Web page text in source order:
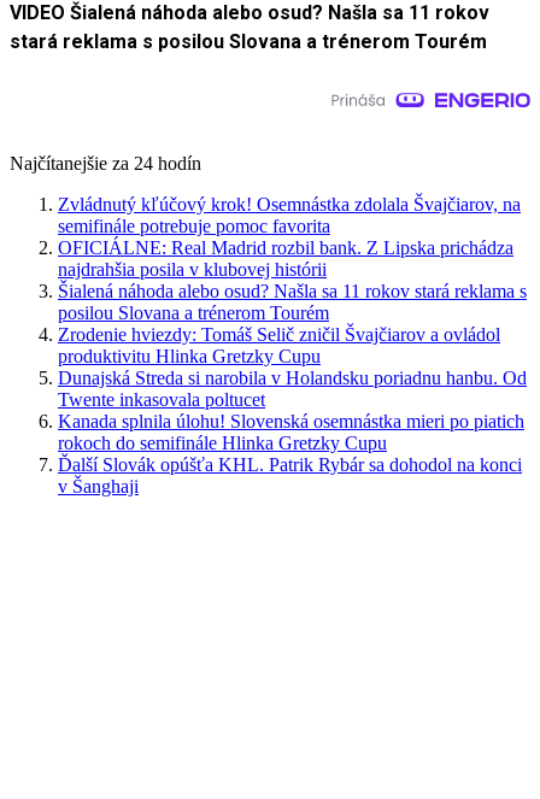
VIDEO Šialená náhoda alebo osud? Našla sa 11 rokov
stará reklama s posilou Slovana a trénerom Tourém
Najčítanejšie za 24 hodín
Zvládnutý kľúčový krok! Osemnástka zdolala Švajčiarov, na
semifinále potrebuje pomoc favorita
OFICIÁLNE: Real Madrid rozbil bank. Z Lipska prichádza
najdrahšia posila v klubovej histórii
Šialená náhoda alebo osud? Našla sa 11 rokov stará reklama s
posilou Slovana a trénerom Tourém
Zrodenie hviezdy: Tomáš Selič zničil Švajčiarov a ovládol
produktivitu Hlinka Gretzky Cupu
Dunajská Streda si narobila v Holandsku poriadnu hanbu. Od
Twente inkasovala poltucet
Kanada splnila úlohu! Slovenská osemnástka mieri po piatich
rokoch do semifinále Hlinka Gretzky Cupu
Ďalší Slovák opúšťa KHL. Patrik Rybár sa dohodol na konci
v Šanghaji